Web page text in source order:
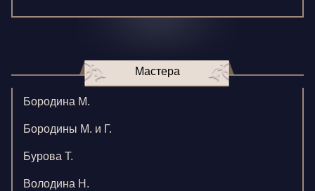
Мастера
Бородина М.
Бородины М. и Г.
Бурова Т.
Володина Н.